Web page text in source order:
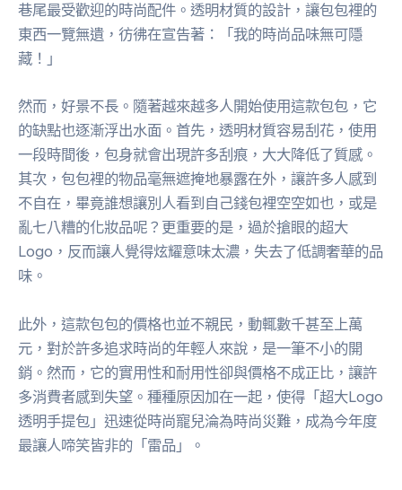
巷尾最受歡迎的時尚配件。透明材質的設計，讓包包裡的
東西一覽無遺，彷彿在宣告著：「我的時尚品味無可隱
藏！」
然而，好景不長。隨著越來越多人開始使用這款包包，它
的缺點也逐漸浮出水面。首先，透明材質容易刮花，使用
一段時間後，包身就會出現許多刮痕，大大降低了質感。
其次，包包裡的物品毫無遮掩地暴露在外，讓許多人感到
不自在，畢竟誰想讓別人看到自己錢包裡空空如也，或是
亂七八糟的化妝品呢？更重要的是，過於搶眼的超大
Logo，反而讓人覺得炫耀意味太濃，失去了低調奢華的品
味。
此外，這款包包的價格也並不親民，動輒數千甚至上萬
元，對於許多追求時尚的年輕人來說，是一筆不小的開
銷。然而，它的實用性和耐用性卻與價格不成正比，讓許
多消費者感到失望。種種原因加在一起，使得「超大Logo
透明手提包」迅速從時尚寵兒淪為時尚災難，成為今年度
最讓人啼笑皆非的「雷品」。